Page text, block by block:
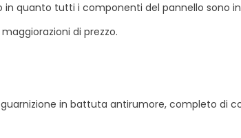
quanto tutti i componenti del pannello sono
di prezzo.
in battuta antirumore, completo di